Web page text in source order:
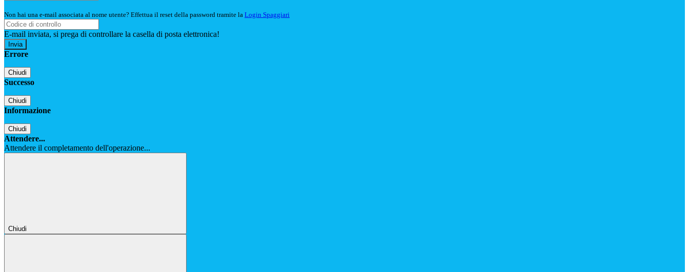
Non hai una e-mail associata al nome utente? Effettua il reset della password tramite la Login Spaggiari
E-mail inviata, si prega di controllare la casella di posta elettronica!
Errore
Chiudi
Successo
Chiudi
Informazione
Chiudi
Attendere...
Attendere il completamento dell'operazione...
Chiudi